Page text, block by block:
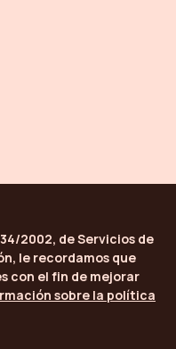
2002, de Servicios de
le recordamos que
con el fin de mejorar
sobre la política